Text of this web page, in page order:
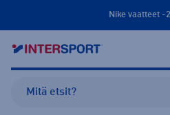
Nike vaatteet -